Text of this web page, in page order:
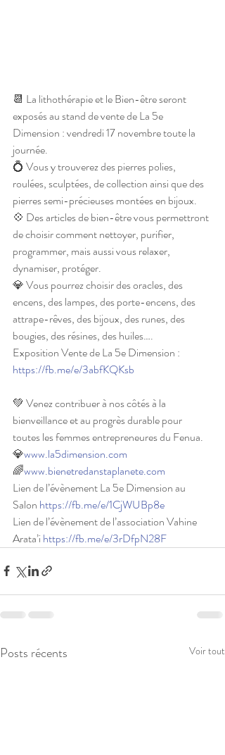
📆 La lithothérapie et le Bien-être seront
exposés au stand de vente de La 5e
Dimension : vendredi 17 novembre toute la
journée.
💍 Vous y trouverez des pierres polies,
roulées, sculptées, de collection ainsi que des
pierres semi-précieuses montées en bijoux.
💠 Des articles de bien-être vous permettront
de choisir comment nettoyer, purifier,
programmer, mais aussi vous relaxer,
dynamiser, protéger.
💎 Vous pourrez choisir des oracles, des
encens, des lampes, des porte-encens, des
attrape-rêves, des bijoux, des runes, des
bougies, des résines, des huiles….
Exposition Vente de La 5e Dimension :
https://fb.me/e/3abfKQKsb
💚 Venez contribuer à nos côtés à la
bienveillance et au progrès durable pour
toutes les femmes entrepreneures du Fenua.
💎www.la5dimension.com
🌈www.bienetredanstaplanete.com
Lien de l’évènement La 5e Dimension au
Salon https://fb.me/e/1CjWUBp8e
Lien de l’évènement de l’association Vahine
Arata’i https://fb.me/e/3rDfpN28F
Posts récents Voir tout